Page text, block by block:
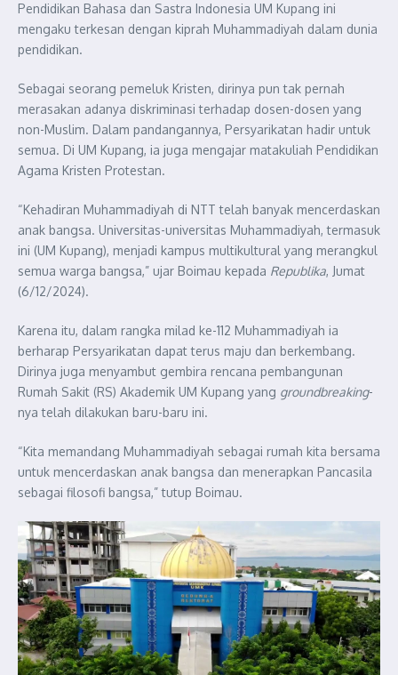
Pendidikan Bahasa dan Sastra Indonesia UM Kupang ini
mengaku terkesan dengan kiprah Muhammadiyah dalam dunia
pendidikan.
Sebagai seorang pemeluk Kristen, dirinya pun tak pernah
merasakan adanya diskriminasi terhadap dosen-dosen yang
non-Muslim. Dalam pandangannya, Persyarikatan hadir untuk
semua. Di UM Kupang, ia juga mengajar matakuliah Pendidikan
Agama Kristen Protestan.
“Kehadiran Muhammadiyah di NTT telah banyak mencerdaskan
anak bangsa. Universitas-universitas Muhammadiyah, termasuk
ini (UM Kupang), menjadi kampus multikultural yang merangkul
semua warga bangsa,” ujar Boimau kepada Republika, Jumat
(6/12/2024).
Karena itu, dalam rangka milad ke-112 Muhammadiyah ia
berharap Persyarikatan dapat terus maju dan berkembang.
Dirinya juga menyambut gembira rencana pembangunan
Rumah Sakit (RS) Akademik UM Kupang yang groundbreaking-
nya telah dilakukan baru-baru ini.
“Kita memandang Muhammadiyah sebagai rumah kita bersama
untuk mencerdaskan anak bangsa dan menerapkan Pancasila
sebagai filosofi bangsa,” tutup Boimau.